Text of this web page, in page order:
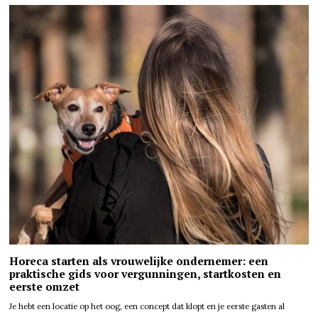
Horeca starten als vrouwelijke ondernemer: een
praktische gids voor vergunningen, startkosten en
eerste omzet
Je hebt een locatie op het oog, een concept dat klopt en je eerste gasten al